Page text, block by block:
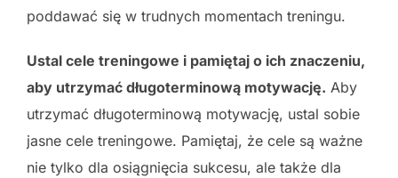
poddawać się w trudnych momentach treningu.
Ustal cele treningowe i pamiętaj o ich znaczeniu,
aby utrzymać długoterminową motywację. Aby
utrzymać długoterminową motywację, ustal sobie
jasne cele treningowe. Pamiętaj, że cele są ważne
nie tylko dla osiągnięcia sukcesu, ale także dla